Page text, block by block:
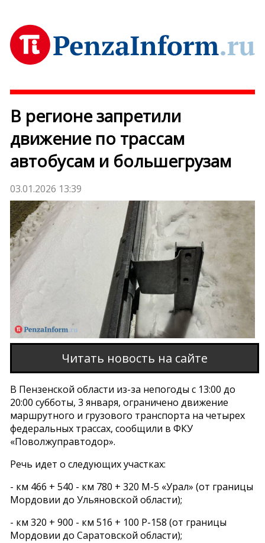
В регионе запретили
движение по трассам
автобусам и большегрузам
03.01.2026 13:39
Читать новость на сайте
В Пензенской области из-за непогоды с 13:00 до
20:00 субботы, 3 января, ограничено движение
маршрутного и грузового транспорта на четырех
федеральных трассах, сообщили в ФКУ
«Поволжуправтодор».
Речь идет о следующих участках:
- км 466 + 540 - км 780 + 320 М-5 «Урал» (от границы
Мордовии до Ульяновской области);
- км 320 + 900 - км 516 + 100 Р-158 (от границы
Мордовии до Саратовской области);